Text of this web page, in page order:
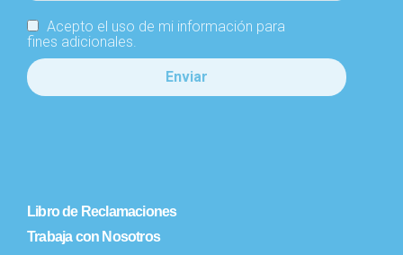
Acepto el uso de mi información para
fines adicionales.
Libro de Reclamaciones
Trabaja con Nosotros